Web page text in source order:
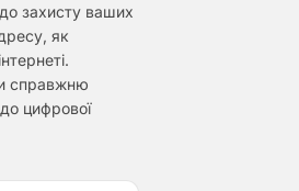
захисту ваших
як
справжню
цифрової